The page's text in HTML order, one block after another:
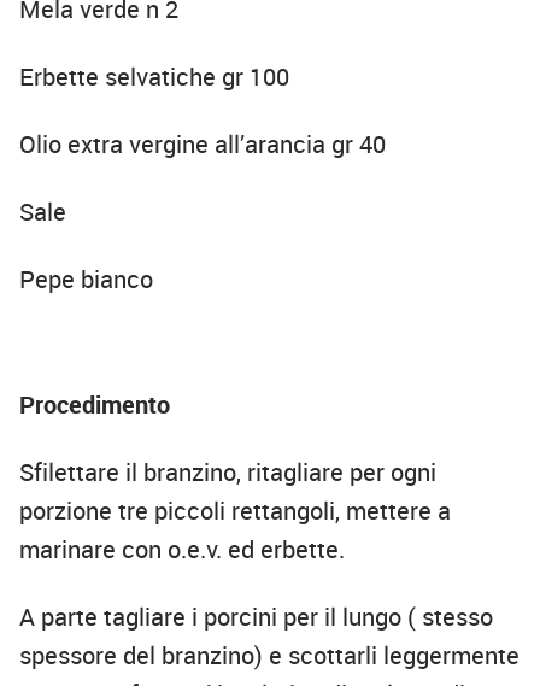
Mela verde n 2
Erbette selvatiche gr 100
Olio extra vergine all’arancia gr 40
Sale
Pepe bianco
Procedimento
Sfilettare il branzino, ritagliare per ogni
porzione tre piccoli rettangoli, mettere a
marinare con o.e.v. ed erbette.
A parte tagliare i porcini per il lungo ( stesso
spessore del branzino) e scottarli leggermente